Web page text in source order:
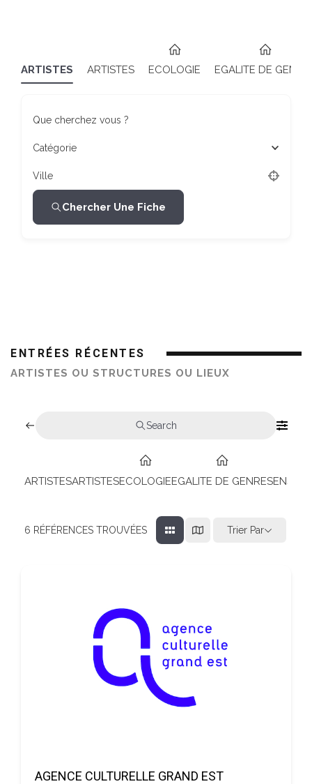
ARTISTES ARTISTES ECOLOGIE EGALITE DE
Que cherchez vous ?
Catégorie
Ville
Chercher Une Fiche
ENTRÉES RÉCENTES
ARTISTES OU STRUCTURES OU LIEUX
Search
ARTISTESARTISTESECOLOGIEEGALITE DE GENRES
6 RÉFÉRENCES TROUVÉES Trier Par
AGENCE CULTURELLE GRAND EST